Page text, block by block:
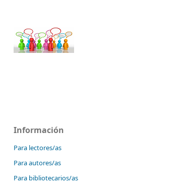
Información
Para lectores/as
Para autores/as
Para bibliotecarios/as